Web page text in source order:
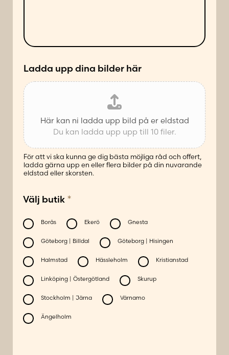
t
*
d
e
Ladda upp dina bilder här
Här kan ni ladda upp bild på er eldstad
Du kan ladda upp upp till 10 filer.
För att vi ska kunna ge dig bästa möjliga råd och offert,
ladda gärna upp en eller flera bilder på din nuvarande
eldstad eller skorsten.
Välj butik *
Borås Ekerö Gnesta
Göteborg | Billdal Göteborg | Hisingen
Halmstad Hässleholm Kristianstad
Linköping | Östergötland Skurup
Stockholm | Järna Värnamo
Ängelholm